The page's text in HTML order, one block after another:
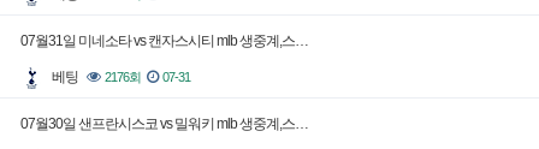
07월31일 미네소타 vs 캔자스시티 mlb 생중계,스…
베팅 2176회 07-31
07월30일 샌프란시스코 vs 밀워키 mlb 생중계,스…